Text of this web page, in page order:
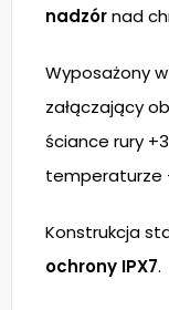
nadzórnad
Wyposażony w
załączający
ściance rury
temperaturze
Konstrukcja
ochrony IPX7.